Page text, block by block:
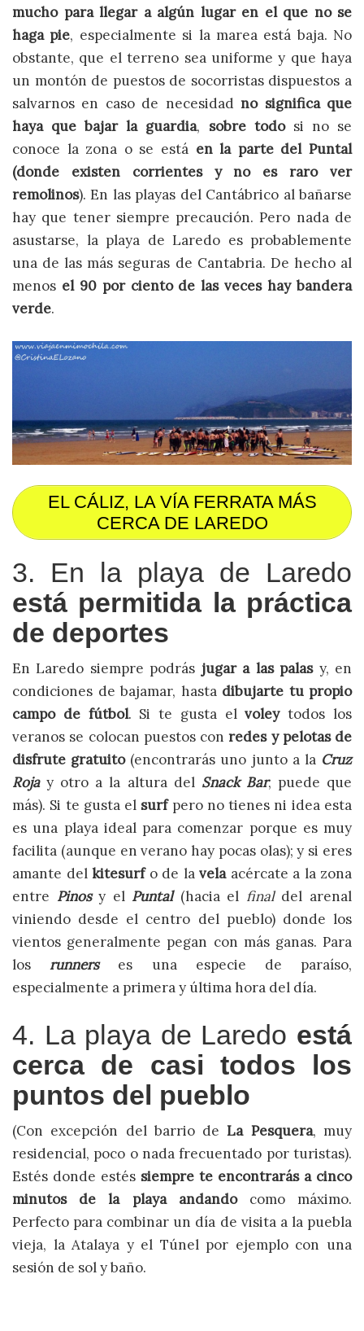
mucho para llegar a algún lugar en el que no se
haga pie, especialmente si la marea está baja. No
obstante, que el terreno sea uniforme y que haya
un montón de puestos de socorristas dispuestos a
salvarnos en caso de necesidad no significa que
haya que bajar la guardia, sobre todosi no se
conoce la zona o se está en la parte del Puntal
(donde existen corrientes y no es raro ver
remolinos). En las playas del Cantábrico al bañarse
hay que tener siempre precaución. Pero nada de
asustarse, la playa de Laredo es probablemente
una de las más seguras de Cantabria. De hecho al
menos el 90 por ciento de las veces hay bandera
verde.
EL CÁLIZ, LA VÍA FERRATA MÁS
CERCA DE LAREDO
3. En la playa de Laredo
está permitida la práctica
de deportes
En Laredo siempre podrás jugar a las palasy, en
condiciones de bajamar, hasta dibujarte tu propio
campo de fútbol. Si te gusta elvoleytodos los
veranos se colocan puestos con redes y pelotas de
disfrute gratuito(encontrarás uno junto a la Cruz
Rojay otro a la altura del Snack Bar, puede que
más). Si te gusta el surfpero no tienes ni idea esta
es una playa ideal para comenzar porque es muy
facilita (aunque en verano hay pocas olas); y si eres
amante del kitesurfo de la velaacércate a la zona
entre Pinos y el Puntal (hacia el finaldel arenal
viniendo desde el centro del pueblo) donde los
vientos generalmente pegan con más ganas. Para
losrunnerses una especie de paraíso,
especialmente a primera y última hora del día.
4. La playa de Laredo está
cerca de casi todos los
puntos del pueblo
(Con excepción del barrio deLa Pesquera, muy
residencial, poco o nada frecuentado por turistas).
Estés donde estés siempre te encontrarás a cinco
minutos de la playa andandocomo máximo.
Perfecto para combinar un día de visita a la puebla
vieja, la Atalaya y el Túnel por ejemplo con una
sesión de sol y baño.